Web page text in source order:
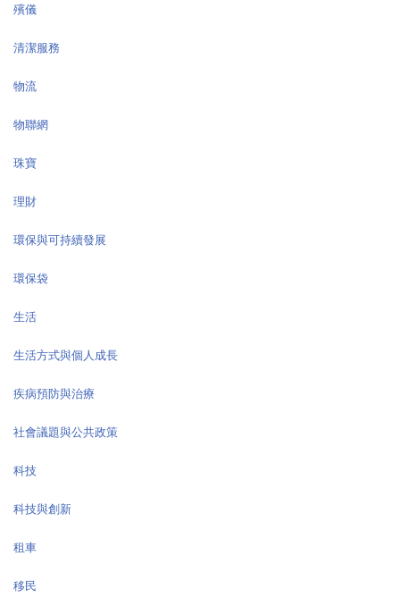
殯儀
清潔服務
物流
物聯網
珠寶
理財
環保與可持續發展
環保袋
生活
生活方式與個人成長
疾病預防與治療
社會議題與公共政策
科技
科技與創新
租車
移民